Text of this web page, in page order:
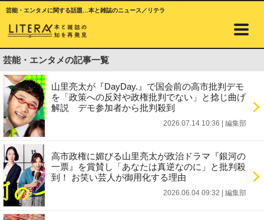
芸能・エンタメに関する話題…本と雑誌のニュース／リテラ
芸能・エンタメの記事一覧
山里亮太が『DayDay.』で国会前の高市批判デモ
を「政策への反対や政権批判でない」と捻じ曲げ
解説 デモ参加者から批判殺到
2026.07.14 10:36 編集部
高市政権に媚びる山里亮太が政治ドラマ『銀河の
一票』を賞賛し「あなたは真逆なのに」と批判殺
到！ お笑い芸人が御用化する理由
2026.06.04 09:32 編集部